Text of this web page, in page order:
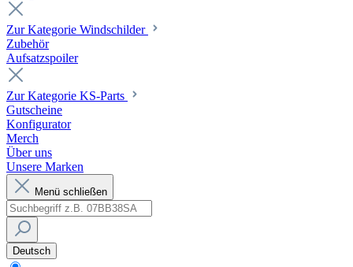
Zur Kategorie Windschilder
Zubehör
Aufsatzspoiler
Zur Kategorie KS-Parts
Gutscheine
Konfigurator
Merch
Über uns
Unsere Marken
Menü schließen
Deutsch